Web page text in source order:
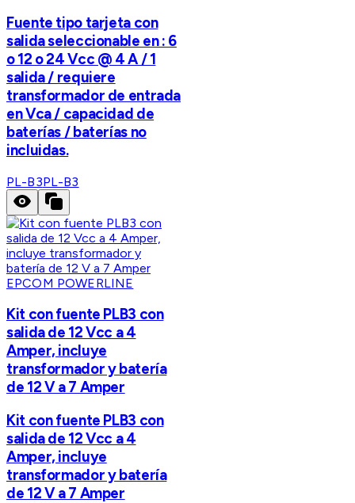
Fuente tipo tarjeta con
salida seleccionable en : 6
o 12 o 24 Vcc @ 4 A / 1
salida / requiere
transformador de entrada
en Vca / capacidad de
baterías / baterías no
incluidas.
PL-B3PL-B3
EPCOM POWERLINE
Kit con fuente PLB3 con
salida de 12 Vcc a 4
Amper, incluye
transformador y batería
de 12 V a 7 Amper
Kit con fuente PLB3 con
salida de 12 Vcc a 4
Amper, incluye
transformador y batería
de 12 V a 7 Amper